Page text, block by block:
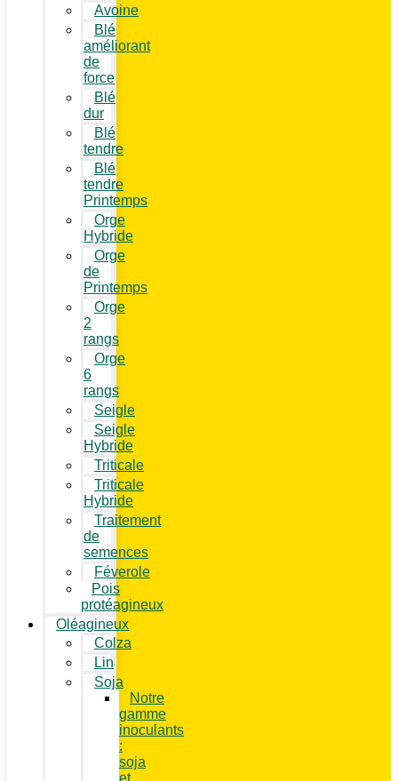
Avoine
Blé
améliorant
de
force
Blé
dur
Blé
tendre
Blé
tendre
Printemps
Orge
Hybride
Orge
de
Printemps
Orge
2
rangs
Orge
6
rangs
Seigle
Seigle
Hybride
Triticale
Triticale
Hybride
Traitement
de
semences
Féverole
Pois
protéagineux
Oléagineux
Colza
Lin
Soja
Notre
gamme
inoculants
:
soja
et